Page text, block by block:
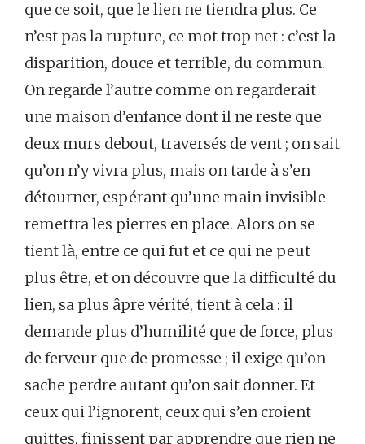
que ce soit, que le lien ne tiendra plus. Ce
n’est pas la rupture, ce mot trop net : c’est la
disparition, douce et terrible, du commun.
On regarde l’autre comme on regarderait
une maison d’enfance dont il ne reste que
deux murs debout, traversés de vent ; on sait
qu’on n’y vivra plus, mais on tarde à s’en
détourner, espérant qu’une main invisible
remettra les pierres en place. Alors on se
tient là, entre ce qui fut et ce qui ne peut
plus être, et on découvre que la difficulté du
lien, sa plus âpre vérité, tient à cela : il
demande plus d’humilité que de force, plus
de ferveur que de promesse ; il exige qu’on
sache perdre autant qu’on sait donner. Et
ceux qui l’ignorent, ceux qui s’en croient
quittes, finissent par apprendre que rien ne